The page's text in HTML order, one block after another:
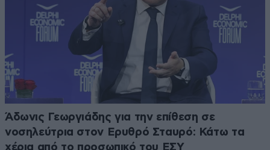
Άδωνις Γεωργιάδης για την επίθεση σε
νοσηλεύτρια στον Ερυθρό Σταυρό: Κάτω τα
χέρια από το προσωπικό του ΕΣΥ